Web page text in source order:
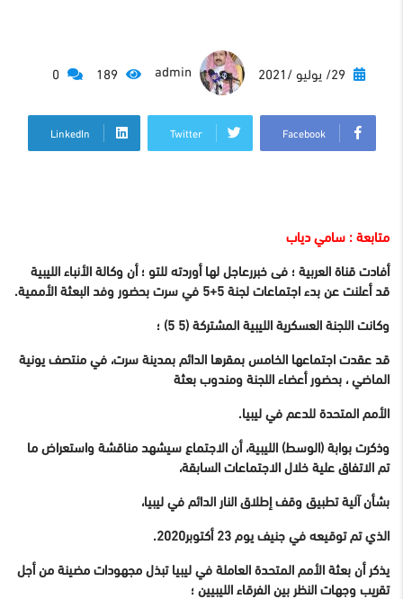
29/ يوليو /2021 189
Facebook
Twitter
LinkedIn
متابعة : سامي دياب
أفادت قناة العربية ؛ فى خبررعاجل لها أوردته للتو ؛ أن وكالة الأنباء الليبية
قد أعلنت عن بدء اجتماعات لجنة 5+5 في سرت بحضور وفد البعثة الأممية.
وكانت اللجنة العسكرية الليبية المشتركة (5 5) ؛
قد عقدت اجتماعها الخامس بمقرها الدائم بمدينة سرت، في منتصف يونية
الماضي ، بحضور أعضاء اللجنة ومندوب بعثة
الأمم المتحدة للدعم في ليبيا.
وذكرت بوابة (الوسط) الليبية، أن الاجتماع سيشهد مناقشة واستعراض ما
تم الاتفاق علية خلال الاجتماعات السابقة،
بشأن آلية تطبيق وقف إطلاق النار الدائم في ليبيا،
الذي تم توقيعه في جنيف يوم 23 أكتوبر2020.
يذكر أن بعثة الأمم المتحدة العاملة في ليبيا تبذل مجهودات مضينة من أجل
تقريب وجهات النظر بين الفرقاء الليبيين ؛